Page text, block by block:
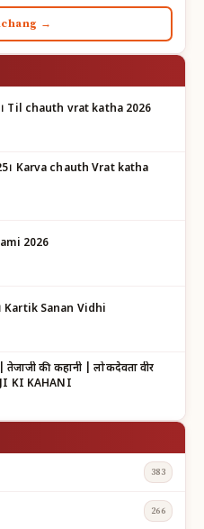
→
Til chauth vrat katha 2026
Karva chauth Vrat katha
2026
। Kartik Sanan Vidhi
KI KAHANI
383
266